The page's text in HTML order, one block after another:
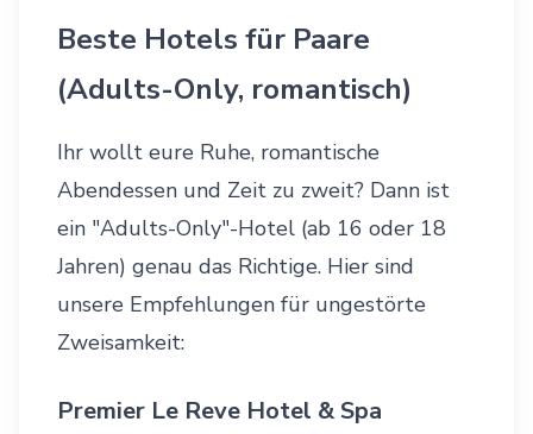
Beste Hotels für Paare
(Adults-Only, romantisch)
Ihr wollt eure Ruhe, romantische
Abendessen und Zeit zu zweit? Dann ist
ein "Adults-Only"-Hotel (ab 16 oder 18
Jahren) genau das Richtige. Hier sind
unsere Empfehlungen für ungestörte
Zweisamkeit:
Premier Le Reve Hotel & Spa